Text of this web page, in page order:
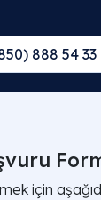
888 54 33
için